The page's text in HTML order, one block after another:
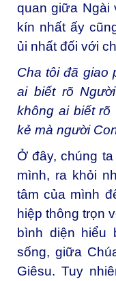
quan giữa Ngài
kín nhất ấy
ủi nhất đối với
Cha tôi đã giao
ai biết rõ
không ai biết rõ
kẻ mà người
Ở đây, chúng
mình, ra khỏi
tâm của mình
hiệp thông trọn
bình diện hiểu
sống, giữa
Giêsu. Tuy